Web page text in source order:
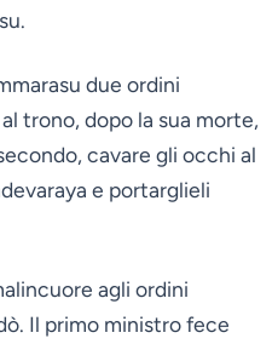
due ordini
trono, dopo la sua morte,
cavare gli occhi al
e portarglieli
agli ordini
Il primo ministro fece